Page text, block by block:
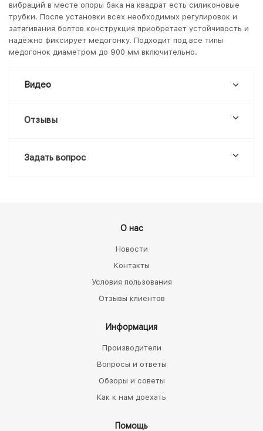
вибраций в месте опоры бака на квадрат есть силиконовые
трубки. После установки всех необходимых регулировок и
затягивания болтов конструкция приобретает устойчивость и
надёжно фиксирует медогонку. Подходит под все типы
медогонок диаметром до 900 мм включительно.
Видео
Отзывы
Задать вопрос
О нас
Новости
Контакты
Условия пользования
Отзывы клиентов
Информация
Производители
Вопросы и ответы
Обзоры и советы
Как к нам доехать
Помощь